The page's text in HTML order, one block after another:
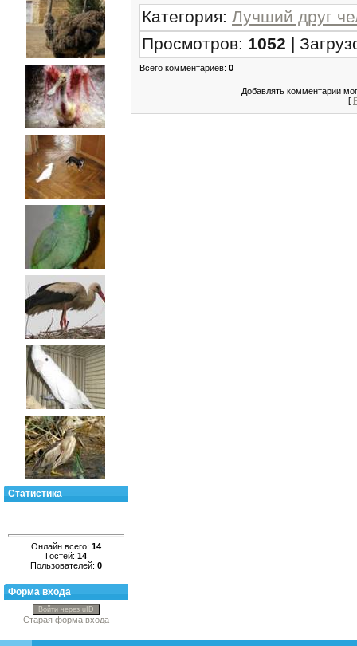
Статистика
Онлайн всего: 14
Гостей: 14
Пользователей: 0
Форма входа
Войти через uID
Старая форма входа
Категория: Лучший друг
Просмотров: 1052 |
Всего комментариев: 0
Добавлять комментарии
[